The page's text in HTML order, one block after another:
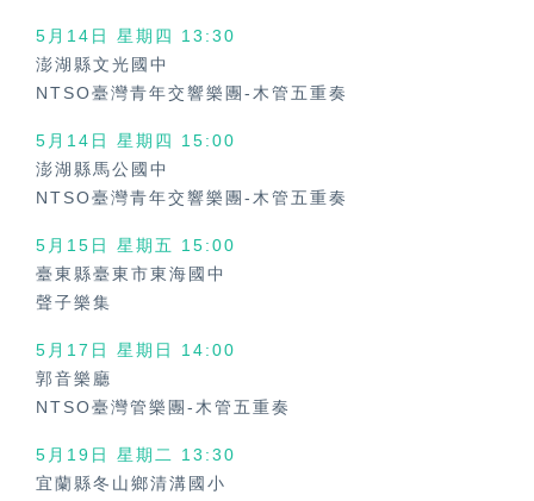
5月14日 星期四 13:30
澎湖縣文光國中
NTSO臺灣青年交響樂團-木管五重奏
5月14日 星期四 15:00
澎湖縣馬公國中
NTSO臺灣青年交響樂團-木管五重奏
5月15日 星期五 15:00
臺東縣臺東市東海國中
聲子樂集
5月17日 星期日 14:00
郭音樂廳
NTSO臺灣管樂團-木管五重奏
5月19日 星期二 13:30
宜蘭縣冬山鄉清溝國小